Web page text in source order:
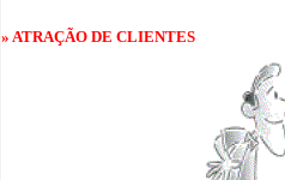
» ATRAÇÃO DE CLIENTES